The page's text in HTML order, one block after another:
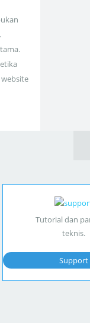
Tutorial dan
teknis.
Support